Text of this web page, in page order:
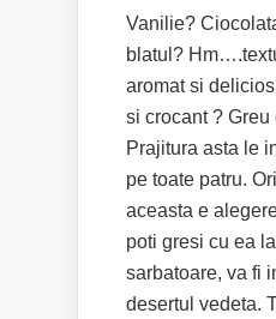
Vanilie?
blatul?
aromat si
si crocant ?
Prajitura asta le
pe toate patru.
aceasta e
poti gresi cu ea
sarbatoare, va fi
desertul vedeta.